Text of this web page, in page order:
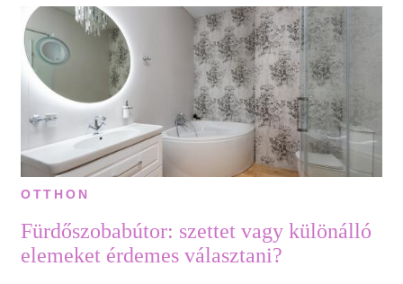
OTTHON
Fürdőszobabútor: szettet vagy különálló
elemeket érdemes választani?